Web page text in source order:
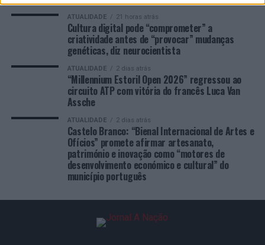
ATUALIDADE 21 horas atrás
Cultura digital pode “comprometer” a
criatividade antes de “provocar” mudanças
genéticas, diz neurocientista
ATUALIDADE 2 dias atrás
“Millennium Estoril Open 2026” regressou ao
circuito ATP com vitória do francês Luca Van
Assche
ATUALIDADE 2 dias atrás
Castelo Branco: “Bienal Internacional de Artes e
Ofícios” promete afirmar artesanato,
património e inovação como “motores de
desenvolvimento económico e cultural” do
município português